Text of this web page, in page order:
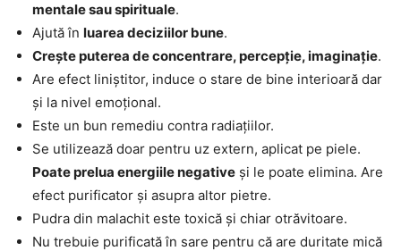
mentale sau spirituale.
Ajută în luarea deciziilor bune.
Crește puterea de concentrare, percepție, imaginație.
Are efect liniștitor, induce o stare de bine interioară dar
și la nivel emoțional.
Este un bun remediu contra radiațiilor.
Se utilizează doar pentru uz extern, aplicat pe piele.
Poate prelua energiile negative și le poate elimina. Are
efect purificator și asupra altor pietre.
Pudra din malachit este toxică și chiar otrăvitoare.
Nu trebuie purificată în sare pentru că are duritate mică